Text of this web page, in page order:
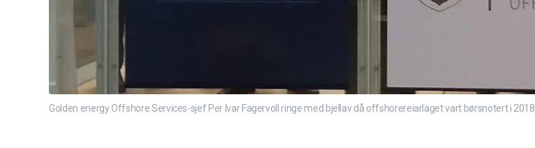
Golden energy Offshore Services-sjef Per Ivar Fagervoll ringe med bjellav då offshorereiarlaget vart børsnotert i 2018.